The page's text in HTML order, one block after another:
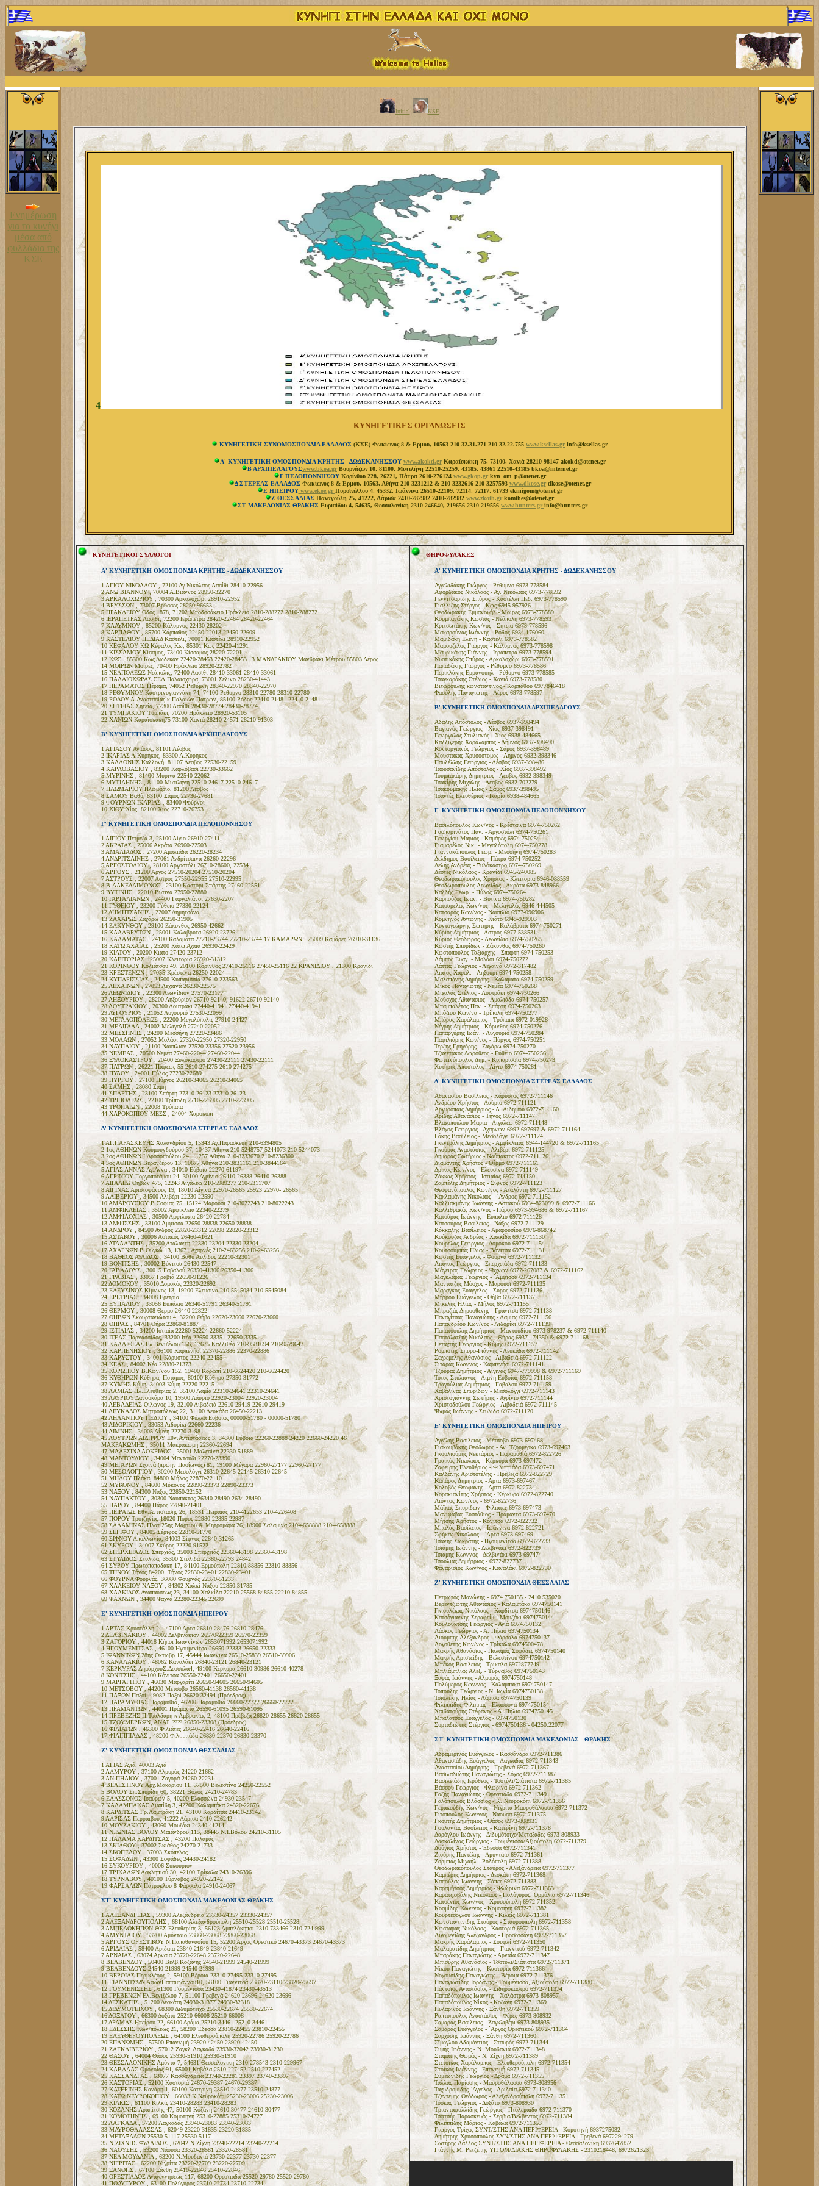
Ενημέρωση
για το κυνήγι
μέσα από
φυλλάδια της
ΚΣΕ
Initial KSE
4
ΚΥΝΗΓΕΤΙΚΕΣ ΟΡΓΑΝΩΣΕΙΣ
ΚΥΝΗΓΕΤΙΚΗ ΣΥΝΟΜΟΣΠΟΝΔΙΑ ΕΛΛΑΔΟΣ (ΚΣΕ) Φωκίωνος 8 & Ερμού, 10563 210-32.31.271 210-32.22.755 www.ksellas.gr info@ksellas.gr
A' ΚΥΝΗΓΕΤΙΚΗ ΟΜΟΣΠΟΝΔΙΑ ΚΡΗΤΗΣ - ΔΩΔΕΚΑΝΗΣΣΟΥ www.akokd.grΚαραϊσκάκη 75, 73100, Χανιά 28210-98147 akokd@otenet.gr
Β ΑΡΧΙΠΕΛΑΓΟΥΣwww.bkoa.gr Βουρνάζων 10, 81100, Μυτιλήνη 22510-25259, 43185, 43861 22510-43185 bkoa@internet.gr
Γ ΠΕΛΟΠΟΝΝΗΣΟΥΚορίνθου 228, 26221, Πάτρα 2610-276124 www.gkop.grkyn_om_p@otenet.gr
Δ ΣΤΕΡΕΑΣ ΕΛΛΑΔΟΣ Φωκίωνος 8 & Ερμού, 10563, Αθήνα 210-3231212 & 210-3232616 210-3257593 www.dkose.grdkose@otenet.gr
Ε ΗΠΕΙΡΟΥwww.ekoe.gr Πυρσινέλλου 4, 45332, Ιωάννινα 26510-22109, 72114, 72117, 61739 ekinigom@otenet.gr
Ζ ΘΕΣΣΑΛΙΑΣ Παναγούλη 25, 41222, Λάρισα 2410-282982 2410-282982 www.zkoth.gr komthes@otenet.gr
ΣΤ ΜΑΚΕΔΟΝΙΑΣ-ΘΡΑΚΗΣ Ευριπίδου 4, 54635, Θεσσαλονίκη 2310-246640, 219656 2310-219556 www.hunters.gr info@hunters.gr
ΚΥΝΗΓΕΤΙΚΟΙ ΣΥΛΛΟΓΟΙ
A' ΚΥΝΗΓΕΤΙΚΗ ΟΜΟΣΠΟΝΔΙΑ ΚΡΗΤΗΣ - ΔΩΔΕΚΑΝΗΣΣΟΥ
1 ΑΓΙΟΥ ΝΙΚΟΛΑΟΥ , 72100 Αγ.Νικόλαος Λασίθι 28410-22956
2 ΑΝΩ ΒΙΑΝΝΟΥ , 70004 Α.Βιάννος 28950-32270
3 ΑΡΚΑΛΟΧΩΡΙΟΥ , 70300 Αρκαλοχώρι 28910-22952
4 ΒΡΥΣΣΩΝ , 73007 Βρύσσες 28250-96653
5 ΗΡΑΚΛΕΙΟΥ Οδός 1878, 71202 Μποδοσάκειο Ηράκλειο 2810-288272 2810-288272
6 ΙΕΡΑΠΕΤΡΑΣ Λασίθι, 72200 Ιεράπετρα 28420-22464 28420-22464
7 ΚΑΛΥΜΝΟΥ , 85200 Κάλυμνος 22430-28202
8 ΚΑΡΠΑΘΟΥ , 85700 Κάρπαθος 22450-22013 22450-22609
9 ΚΑΣΤΕΛΙΟΥ ΠΕΔΙΑΔ Καστέλι, 70001 Καστέλι 28910-22952
10 ΚΕΦΑΛΟΥ ΚΩ Κέφαλος Κω, 85301 Κως 22420-41291
11 ΚΙΣΣΑΜΟΥ Κίσαμος, 73400 Κίσσαμος 28220-72201
12 ΚΩΣ , 85300 Κως Δωδεκαν 22420-28453 22420-28453 13 ΜΑΝΔΡΑΚΙΟΥ Μανδράκι Μέτρου 85803 Λέρος
14 ΜΟΙΡΩΝ Μοίρες, 70400 Ηράκλειο 28920-22782
15 ΝΕΑΠΟΛΕΩΣ Νεάπολις, 72400 Λασίθι 28410-33061 28410-33061
16 ΠΑΛΑΙΟΧΩΡΑΣ ΣΕΛ Παλαιοχώρα, 73001 Σέλινο 28230-41443
17 ΠΕΡΑΜΑΤΟΣ Πέραμα, 74052 Ρεθύμνη 28340-22970 28340-22970
18 ΡΕΘΥΜΝΟΥ Καστρινογιαννάκη 74, 74100 Ρέθυμνο 28310-22780 28310-22780
19 ΡΟΔΟΥ Α.Αναστασίας κ Παλαιών Πατρών, 85100 Ρόδος 22410-21481 22410-21481
20 ΣΗΤΕΙΑΣ Σητεία, 72300 Λασίθι 28430-28774 28430-28774
21 ΤΥΜΠΑΚΙΟΥ Τυμπάκι, 70200 Ηράκλειο 28920-53105
22 ΧΑΝΙΩΝ Καραϊσκάκη75-73100 Χανιά 28210-24571 28210-91303
Β' ΚΥΝΗΓΕΤΙΚΗ ΟΜΟΣΠΟΝΔΙΑ ΑΡΧΙΠΕΛΑΓΟΥΣ
1 ΑΓΙΑΣΟΥ Αγιάσος, 81101 Λέσβος
2 ΙΚΑΡΙΑΣ Α.Κύρηκος, 83300 Α.Κύρηκος
3 ΚΑΛΛΟΝΗΣ Καλλονή, 81107 Λέσβος 22530-22159
4 ΚΑΡΛΟΒΑΣΙΟΥ , 83200 Καρλόβασι 22730-33662
5 ΜΥΡΙΝΗΣ , 81400 Μύρινα 22540-22062
6 ΜΥΤΙΛΗΝΗΣ , 81100 Μυτιλήνη 22510-24617 22510-24617
7 ΠΛΩΜΑΡΙΟΥ Πλωμάριο, 81200 Λέσβος
8 ΣΑΜΟΥ Βαθύ, 83100 Σάμος 22730-27681
9 ΦΟΥΡΝΩΝ ΙΚΑΡΙΑΣ , 83400 Φούρνοι
10 ΧΙΟΥ Χίος, 82100 Χίος 22710-26753
Γ' ΚΥΝΗΓΕΤΙΚΗ ΟΜΟΣΠΟΝΔΙΑ ΠΕΛΟΠΟΝΝΗΣΟΥ
1 ΑΙΓΙΟΥ Πετμεζά 3, 25100 Αίγιο 26910-27411
2 ΑΚΡΑΤΑΣ , 25006 Ακράτα 26960-22503
3 ΑΜΑΛΙΑΔΟΣ , 27200 Αμαλιάδα 26220-28234
4 ΑΝΔΡΙΤΣΑΙΝΗΣ , 27061 Ανδρίτσαινα 26260-22296
5 ΑΡΓΟΣΤΟΛΙΟΥ , 28100 Αργοστόλι 26710-28600, 22534
6 ΑΡΓΟΥΣ , 21200 Αργος 27510-20204 27510-20204
7 ΑΣΤΡΟΥΣ , 22007 Αστρος 27550-22955 27510-22995
8 Β.ΛΑΚΕΔΑΙΜΟΝΟΣ , 23100 Καστόρι Σπάρτης 27460-22551
9 ΒΥΤΙΝΗΣ , 22010 Βυτινα 27950-22880
10 ΓΑΡΓΑΛΙΑΝΩΝ , 24400 Γαργαλιάνοι 27630-2207
11 ΓΥΘΕΙΟΥ , 23200 Γύθειο 27330-22124
12 ΔΗΜΗΤΣΑΝΗΣ , 22007 Δημητσάνα
13 ΖΑΧΑΡΩΣ Ζαχάρω 26250-31905
14 ΖΑΚΥΝΘΟΥ , 29100 Ζάκυνθος 26950-42662
15 ΚΑΛΑΒΡΥΤΩΝ , 25001 Καλάβρυτα 26920-23726
16 ΚΑΛΑΜΑΤΑΣ , 24100 Καλαμάτα 27210-23744 27210-23744 17 ΚΑΜΑΡΩΝ , 25009 Καμάρες 26910-31136
18 ΚΑΤΩ ΑΧΑΪΑΣ , 25200 Κάτω Αχαϊα 26930-22429
19 ΚΙΑΤΟΥ , 20200 Κιάτο 27420-23712
20 ΚΛΕΙΤΟΡΙΑΣ , 25007 Κλειτορία 26920-31312
21 ΚΟΡΙΝΘΟΥ Κολιάτσου 49, 20100 Κόρινθος 27410-25116 27450-25116 22 ΚΡΑΝΙΔΙΟΥ , 21300 Κρανίδι
23 ΚΡΕΣΤΕΝΩΝ , 27055 Κρέστενα 26250-22024
24 ΚΥΠΑΡΙΣΣΙΑΣ , 24500 Κυπαρισσία 27610-223563
25 ΛΕΧΑΙΝΩΝ , 27053 Λεχαινά 26230-22575
26 ΛΕΩΝΙΔΙΟΥ , 22300 Λεωνίδιον 27570-23177
27 ΛΗΞΟΥΡΙΟΥ , 28200 Ληξούριον 26710-92140, 91622 26710-92140
28 ΛΟΥΤΡΑΚΙΟΥ , 20300 Λουτράκι 27440-41941 27440-41941
29 ΛΥΓΟΥΡΙΟΥ , 21052 Λυγουριό 27530-22099
30 ΜΕΓΑΛΟΠΟΛΕΩΣ , 22200 Μεγαλόπολις 27910-24427
31 ΜΕΛΙΓΑΛΑ , 24002 Μελιγαλά 27240-22052
32 ΜΕΣΣΗΝΗΣ , 24200 Μεσσήνη 27220-23486
33 ΜΟΛΑΩΝ , 27052 Μολάοι 27320-22950 27320-22950
34 ΝΑΥΠΛΙΟΥ , 21100 Ναύπλιον 27520-23356 27520-23956
35 ΝΕΜΕΑΣ , 20500 Νεμέα 27460-22044 27460-22044
36 ΞΥΛΟΚΑΣΤΡΟΥ , 20400 Ξυλόκαστρο 27430-22111 27430-22111
37 ΠΑΤΡΩΝ , 26221 Παφέως 55 2610-274275 2610-274275
38 ΠΥΛΟΥ , 24001 Πύλος 27230-22689
39 ΠΥΡΓΟΥ , 27100 Πύργος 26210-34065 26210-34065
40 ΣΑΜΗΣ , 28080 Σάμη
41 ΣΠΑΡΤΗΣ , 23100 Σπάρτη 27310-26123 27310-26123
42 ΤΡΙΠΟΛΕΩΣ , 22100 Τρίπολη 2710-223905 2710-223905
43 ΤΡΟΠΑΙΩΝ , 22008 Τρόπαια
44 ΧΑΡΟΚΟΠΙΟΥ ΜΕΣΣ , 24004 Χαροκόπι
Δ' ΚΥΝΗΓΕΤΙΚΗ ΟΜΟΣΠΟΝΔΙΑ ΣΤΕΡΕΑΣ ΕΛΛΑΔΟΣ
1 ΑΓ.ΠΑΡΑΣΚΕΥΗΣ Χαλανδρίου 5, 15343 Αγ.Παρασκευή 210-6394805
2 1ος ΑΘΗΝΩΝ Κουμουνδούρου 37, 10437 Αθήνα 210-5248757 5244073 210-5244073
3 2ος ΑΘΗΝΩΝ Ι.Δροσοπούλου 24, 11257 Αθήνα 210-8233670 210-8236300
4 3ος ΑΘΗΝΩΝ Βερανζέρου 13, 10677 Αθήνα 210-3831161 210-3844164
5 ΑΓΙΑΣ ΑΝΝΑΣ Αγ.Αννα , 34010 Εύβοια 22270-61197
6 ΑΓΡΙΝΙΟΥ Γοργοποτάμου 24, 30100 Αγρίνιο 26410-26388 26410-26388
7 ΑΙΓΑΛΕΩ Θηβών 475, 12243 Αιγάλεω 210-5989277 210-5311707
8 ΑΙΓΙΝΑΣ Αριστοφάνους 19, 18010 Αίγινα 22970-26565 25923 22970- 26565
9 ΑΛΙΒΕΡΙΟΥ , 34500 Αλιβέρι 22230-22590
10 ΑΜΑΡΟΥΣΙΟΥ Β.Σοφίας 75, 15124 Μαρούσι 210-8022243 210-8022243
11 ΑΜΦΙΚΛΕΙΑΣ , 35002 Αμφίκλεια 22340-22279
12 ΑΜΦΙΛΟΧΙΑΣ , 30500 Αμφιλοχία 26420-22784
13 ΑΜΦΙΣΣΗΣ , 33100 Αμφισσα 22650-28838 22650-28838
14 ΑΝΔΡΟΥ , 84500 Ανδρος 22820-23312 22098 22820-23312
15 ΑΣΤΑΚΟΥ , 30006 Αστακός 26460-41621
16 ΑΤΑΛΑΝΤΗΣ , 35200 Αταλάντη 22330-23204 22330-23204
17 ΑΧΑΡΝΩΝ Β.Ουγκώ 13, 13671 Αχαρνές 210-2463256 210-2463256
18 ΒΑΘΕΟΣ ΑΥΛΙΔΟΣ , 34100 Βαθύ Αυλίδος 22210-32301
19 ΒΟΝΙΤΣΗΣ , 30002 Βόνιτσα 26430-22547
20 ΓΑΒΑΛΟΥΣ , 30015 Γαβαλού 26350-41306 26350-41306
21 ΓΡΑΒΙΑΣ , 33057 Γραβιά 22650-91226
22 ΔΟΜΟΚΟΥ , 35010 Δομοκός 22320-22692
23 ΕΛΕΥΣΙΝΟΣ Κίμωνος 13, 19200 Ελευσίνα 210-5545084 210-5545084
24 ΕΡΕΤΡΙΑΣ , 34008 Ερέτρια
25 ΕΥΠΑΛΙΟΥ , 33056 Ευπάλιο 26340-51791 26340-51791
26 ΘΕΡΜΟΥ , 30008 Θέρμο 26440-22822
27 ΘΗΒΩΝ Σκουρτανιώτου 4, 32200 Θήβα 22620-23660 22620-23660
28 ΘΗΡΑΣ , 84701 Θήρα 22860-81887
29 ΙΣΤΙΑΙΑΣ , 34200 Ιστιαία 22260-52224 22660-52224
30 ΙΤΕΑΣ Παρνασσίδος, 33200 Ιτέα 22650-33351 22650-33351
31 ΚΑΛΛΙΘΕΑΣ Ελ.Βενιζέλου 156, 17675 Καλλιθέα 210-9581694 210-9579647
32 ΚΑΡΠΕΝΗΣΙΟΥ , 36100 Καρπενήσι 22370-22886 22370-22886
33 ΚΑΡΥΣΤΟΥ , 34001 Κάρυστος 22240-22455
34 ΚΕΑΣ , 84002 Κέα 22880-21373
35 ΚΟΡΩΠΙΟΥ Β.Κων/νου 152, 19400 Κορωπί 210-6624420 210-6624420
36 ΚΥΘΗΡΩΝ Κύθηρα, Ποταμός, 80100 Κύθηρα 27350-31772
37 ΚΥΜΗΣ Κύμη, 34003 Κύμη 22220-22215
38 ΛΑΜΙΑΣ Πλ.Ελευθερίας 2, 35100 Λαμία 22310-24641 22310-24641
39 ΛΑΥΡΙΟΥ Δανουκάρα 10, 19500 Λάυριο 22920-23004 22920-23004
40 ΛΕΒΑΔΕΙΑΣ Οίλωνος 19, 32100 Λιβαδειά 22610-29419 22610-29419
41 ΛΕΥΚΑΔΟΣ Μητροπόλεως 22, 31100 Λευκάδα 26450-22213
42 ΛΗΛΑΝΤΙΟΥ ΠΕΔΙΟΥ , 34100 Φύλλα Ευβοίας 00000-51780 - 00000-51780
43 ΛΙΔΟΡΙΚΙΟΥ , 33053 Λιδορίκι 22660-22236
44 ΛΙΜΝΗΣ , 34005 Λίμνη 22270-31981
45 ΛΟΥΤΡΩΝ ΑΙΔΗΨΟΥ Εθν.Αντιστάσεως 3, 34300 Εύβοια 22260-22888 24220 22660-24220 46
ΜΑΚΡΑΚΩΜΗΣ , 35011 Μακρακώμη 22360-22694
47 ΜΑΛΕΣΙΝΑ ΛΟΚΡΙΔΟΣ , 35001 Μαλεσίνα 22330-51889
48 ΜΑΝΤΟΥΔΙΟΥ , 34004 Μαντούδι 22270-23390
49 ΜΕΓΑΡΩΝ Σχοινά (πρώην Πασίωνος) 81, 19100 Μέγαρα 22960-27177 22960-27177
50 ΜΕΣΟΛΟΓΓΙΟΥ , 30200 Μεσολόγγι 26310-22645 22145 26310-22645
51 ΜΗΛΟΥ Πλάκα, 84800 Μήλος 22870-22110
52 ΜΥΚΟΝΟΥ , 84600 Μύκονος 22890-23373 22890-23373
53 ΝΑΞΟΥ , 84300 Νάξος 22850-22152
54 ΝΑΥΠΑΚΤΟΥ , 30300 Ναύπακτος 26340-28490 2634-28490
55 ΠΑΡΟΥ , 84400 Πάρος 22840-21401
56 ΠΕΙΡΑΙΩΣ Εθν.Αντιστασης 26, 18531 Πειραιάς 210-4122653 210-4226408
57 ΠΟΡΟΥ Τροιζηνία, 18020 Πόρος 22980-22895 22987
58 ΣΑΛΑΜΙΝΑΣ Πλατ 25ης Μαρτίου & Μητρομάρα 26, 18900 Σαλαμίνα 210-4658888 210-4658888
59 ΣΕΡΙΦΟΥ , 84005 Σέριφος 22810-51770
60 ΣΙΦΝΟΥ Απολλωνία, 84003 Σίφνος 22840-31265
61 ΣΚΥΡΟΥ , 34007 Σκύρος 22220-91522
62 ΣΠΕΡΧΕΙΑΔΟΣ Σπερχιάς, 35003 Σπερχειάς 22360-43198 22360-43198
63 ΣΤΥΛΙΔΟΣ Στυλίδα, 35300 Στυλίδα 22380-22793 24842
64 ΣΥΡΟΥ Πρωτοπαπαδάκη 17, 84100 Ερμούπολη 22810-88856 22810-88856
65 ΤΗΝΟΥ Τήνος 84200, Τήνος 22830-23401 22830-23401
66 ΦΟΥΡΝΑ Φουρνάς, 36080 Φουρνάς 22370-51233
67 ΧΑΛΚΕΙΟΥ ΝΑΞΟΥ , 84302 Χαλκί Νάξου 22850-31785
68 ΧΑΛΚΙΔΟΣ Αναπαύσεως 23, 34100 Χαλκίδα 22210-25568 84855 22210-84855
69 ΨΑΧΝΩΝ , 34400 Ψαχνά 22280-22345 22699
E' ΚΥΝΗΓΕΤΙΚΗ ΟΜΟΣΠΟΝΔΙΑ ΗΠΕΙΡΟΥ
1 ΑΡΤΑΣ Κρυστάλλη 24, 47100 Αρτα 26810-28476 26810-28476
2 ΔΕΛΒΙΝΑΚΙΟΥ , 44002 Δελβινάκιον 26570-22359 26570-22359
3 ΖΑΓΟΡΙΟΥ , 44018 Κήποι Ιωαννίνων 2653071992 2653071992
4 ΗΓΟΥΜΕΝΙΤΣΑΣ , 46100 Ηγουμενίτσα 26650-22333 26650-22333
5 ΙΩΑΝΝΙΝΩΝ 28ης Οκτωβρ.17, 45444 Ιωάννινα 26510-25839 26510-39906
6 ΚΑΝΑΛΑΚΙΟΥ , 48062 Καναλάκι 26840-23121 26840-23121
7 ΚΕΡΚΥΡΑΣ ΔημάρχουΣ.Δεσσύλα4, 49100 Κέρκυρα 26610-30986 26610-40278
8 ΚΟΝΙΤΣΗΣ , 44100 Κόνιτσα 26550-22401 26650-22401
9 ΜΑΡΓΑΡΙΤΙΟΥ , 46030 Μαργαρίτι 26650-94605 26650-94605
10 ΜΕΤΣΟΒΟΥ , 44200 Μέτσοβο 26560-41138 26560-41138
11 ΠΑΞΩΝ Παξοί, 49082 Παξοί 26620-32494 (Πρόεδρος)
12 ΠΑΡΑΜΥΘΙΑΣ Παραμυθιά, 46200 Παραμυθιά 26660-22722 26660-22722
13 ΠΡΑΜΑΝΤΩΝ , 44001 Πράμαντα 26590-61095 26590-61095
14 ΠΡΕΒΕΖΗΣ Π.Τσαλδάρη κ Αμβρακίας 2, 48100 Πρέβεζα 26820-28655 26820-28655
15 ΤΖΟΥΜΕΡΚΩΝ, ΑΝΑΤ. ???? 26850-23308 (Πρόεδρος)
16 ΦΙΛΙΑΤΩΝ , 46300 Φιλιάτες 26640-22416 26640-22416
17 ΦΙΛΙΠΠΙΑΔΑΣ , 48200 Φιλιππιάδα 26830-22370 26830-23370
Ζ' ΚΥΝΗΓΕΤΙΚΗ ΟΜΟΣΠΟΝΔΙΑ ΘΕΣΣΑΛΙΑΣ
1 ΑΓΙΑΣ Αγιά, 40003 Αγιά
2 ΑΛΜΥΡΟΥ , 37100 Αλμυρός 24220-21662
3 ΑΝ.ΠΗΛΙΟΥ , 37001 Ζαγορά 24260-22231
4 ΒΕΛΕΣΤΙΝΟΥ Αρχ.Μακαρίου 11, 37500 Βελεστίνο 24250-22552
5 ΒΟΛΟΥ Σπ.Σπυρίδη 60, 38221 Βόλος 24210-24783
6 ΕΛΑΣΣΟΝΟΣ Ισαύρων 5, 40200 Ελασσώνα 24930-23547
7 ΚΑΛΑΜΠΑΚΑΣ Λιαπίδη 3, 42200 Καλαμπάκα 24320-22676
8 ΚΑΡΔΙΤΣΑΣ Γρ.Λαμπράκη 21, 43100 Καρδίτσα 24410-23142
9 ΛΑΡΙΣΑΣ Περραιβού, 41222 Λάρισα 2410-226242
10 ΜΟΥΖΑΚΙΟΥ , 43060 Μουζάκι 24340-41214
11 Ν.ΙΩΝΙΑΣ ΒΟΛΟΥ Μαιάνδρου 115, 38445 Ν.Ι.Βόλου 24210-31105
12 ΠΑΛΑΜΑ ΚΑΡΔΙΤΣΑΣ , 43200 Παλαμάς
13 ΣΚΙΑΘΟΥ , 37002 Σκιάθος 24270-21733
14 ΣΚΟΠΕΛΟΥ , 37003 Σκόπελος
15 ΣΟΦΑΔΩΝ , 43300 Σοφάδες 24430-24182
16 ΣΥΚΟΥΡΙΟΥ , 40006 Συκούριον
17 ΤΡΙΚΑΛΩΝ Ασκληπιού 30, 42100 Τρίκαλα 24310-26396
18 ΤΥΡΝΑΒΟΥ , 40100 Τύρναβος 24920-22142
19 ΦΑΡΣΑΛΩΝ Πατρόκλου 8 Φάρσαλα 24910-24067
ΣΤ΄ ΚΥΝΗΓΕΤΙΚΗ ΟΜΟΣΠΟΝΔΙΑ ΜΑΚΕΔΟΝΙΑΣ-ΘΡΑΚΗΣ
1 ΑΛΕΞΑΝΔΡΕΙΑΣ , 59300 Αλεξάνδρεια 23330-24357 23330-24357
2 ΑΛΕΞΑΝΔΡΟΥΠΟΛΗΣ , 68100 Αλεξανδρούπολη 25510-25528 25510-25528
3 ΑΜΠΕΛΟΚΗΠΩΝ ΘΕΣ Ελευθερίας 3, 56123 Αμπελόκηποι 2310-733466 2310-724.999
4 ΑΜΥΝΤΑΙΟΥ , 53200 Αμύνταιο 23860-23068 23860-23068
5 ΑΡΓΟΥΣ ΟΡΕΣΤΙΚΟΥ Ν.Παπαθανασίου 15, 52200 Αργος Ορεστικό 24670-43373 24670-43373
6 ΑΡΙΔΑΙΑΣ , 58400 Αριδαία 23840-21649 23840-21649
7 ΑΡΝΑΙΑΣ , 63074 Αρναία 23720-22648 23720-22648
8 ΒΕΛΒΕΝΔΟΥ , 50400 Βελβ.Κοζάνης 24540-21999 24540-21999
9 ΒΕΛΒΕΝΔΟΥΣ 24540-21999 24540-21999
10 ΒΕΡΟΙΑΣ Περικλέους 2, 59100 Βέροια 23310-27495 23310-27495
11 ΓΙΑΝΝΙΤΣΩΝ ΑφώνΠαπαϊωάννου10, 58100 Γιαννιτσά 23820-23110 23820-25697
12 ΓΟΥΜΕΝΙΣΣΗΣ , 61300 Γουμένισσα 23430-41874 23430-43513
13 ΓΡΕΒΕΝΩΝ Ελ.Βενιζέλου 7, 51100 Γρεβενά 24620-23696 24620-23696
14 ΔΕΣΚΑΤΗΣ , 51200 Δεσκάτη 24930-31377 24930-32318
15 ΔΙΔΥΜΟΤΕΙΧΟΥ , 68300 Διδυμότειχο 25530-22674 25530-22674
16 ΔΟΞΑΤΟΥ , 66300 Δοξάτο 25210-66008 25210-66008
17 ΔΡΑΜΑΣ Ηπείρου 22, 66100 Δράμα 25210-34461 25210-34461
18 ΕΔΕΣΣΗΣ Κων/πόλεως 21, 58200 Έδεσσα 23810-22455 23810-22455
19 ΕΛΕΥΘΕΡΟΥΠΟΛΕΩΣ , 64100 Ελευθερούπολη 25920-22786 25920-22786
20 ΕΠΑΝΩΜΗΣ , 57500 Επανωμή 23920-42450 23920-42450
21 ΖΑΓΚΛΙΒΕΡΙΟΥ , 57012 Ζαγκλ.Λαγκαδά 23930-32042 23930-31230
22 ΘΑΣΟΥ , 64004 Θάσος 25930-51910 25930-51910
23 ΘΕΣΣΑΛΟΝΙΚΗΣ Αμύντα 7, 54631 Θεσσαλονίκη 2310-278543 2310-229967
24 ΚΑΒΑΛΑΣ Ομονοίας 91, 65001 Καβάλα 2510-227452 2510-227452
25 ΚΑΣΣΑΝΔΡΑΣ , 63077 Κασσάνδρεια 23740-22281 23397 23740-23397
26 ΚΑΣΤΟΡΙΑΣ , 52100 Καστοριά 24670-29387 24670-29387
27 ΚΑΤΕΡΙΝΗΣ Κανάρη 1, 60100 Κατερίνη 23510-24877 23510-24877
28 ΚΑΤΩ ΝΕΥΡΟΚΟΠΙΟΥ , 66033 Κ.Νευροκόπι 25230-23006 25230-23006
29 ΚΙΛΚΙΣ , 61100 Κιλκίς 23410-28283 23410-28283
30 ΚΟΖΑΝΗΣ Αραπίτσης 47, 50100 Κοζάνη 24610-30477 24610-30477
31 ΚΟΜΟΤΗΝΗΣ , 69100 Κομοτηνή 25310-22885 25310-24727
32 ΛΑΓΚΑΔΑ , 57200 Λαγκαδάς 23940-23083 23940-23083
33 ΜΑΥΡΟΘΑΛΑΣΣΑΣ , 62049 23220-31835 23220-31835
34 ΜΕΤΑΞΑΔΩΝ 25530-51117 25530-5117
35 Ν.ΖΙΧΝΗΣ ΦΥΛΛΙΔΟΣ , 62042 Ν.Ζίχνη 23240-22214 23240-22214
36 ΝΑΟΥΣΗΣ , 59200 Νάουσα 23320-28581 23320-28581
37 ΝΕΑ ΜΟΥΔΑΝΙΑ , 63200 Ν.Μουδανιά 23730-22377 23730-22377
38 ΝΙΓΡΙΤΑΣ , 62200 Νιγρίτα 23220-22709 23220-22709
39 ΞΑΝΘΗΣ , 67100 Ξάνθη 25410-22846 25410-22846
40 ΟΡΕΣΤΙΑΔΟΣ Αναγεννήσεως 117, 68200 Ορεστιάδα 25520-29780 25520-29780
41 ΠΟΛΥΓΥΡΟΥ , 63100 Πολύγυρος 23710-22734 23710-22734
ΘΗΡΟΦΥΛΑΚΕΣ
A' ΚΥΝΗΓΕΤΙΚΗ ΟΜΟΣΠΟΝΔΙΑ ΚΡΗΤΗΣ - ΔΩΔΕΚΑΝΗΣΣΟΥ
Αγγελιδάκης Γιώργος - Ρέθυμνο 6973-778584
Αφορδάκος Νικόλαος - Αγ. Νικόλαος 6973-778592
Γεννιτσαρίδης Σπύρος - Καστέλλι Πεδ. 6973-778590
Γιαλλιζης Στέργος - Κως 6945-957926
Θεοδωράκης Εμμανουήλ - Μοίρες 6973-778589
Κουμπανάκης Κώστας - Νεάπολη 6973-778593
Κριτσωτάκης Κων/νος - Σητεία 6973-778596
Μακαρούνας Ιωάννης - Ρόδος 6934-176060
Μαμιδάκη Ελένη - Καστέλι 6973-778582
Μαμουζέλος Γιώργος - Κάλυμνος 6973-778598
Μαυρικάκης Γιάννης - Ιεράπετρα 6973-778594
Νυστικάκης Σπύρος - Αρκαλοχώρι 6973-778591
Παπαδάκης Γιώργος - Ρέθυμνο 6973-778586
Περικλάκης Εμμανουήλ - Ρέθυμνο 6973-778585
Τσαγκαράκης Στέλιος - Χανιά 6973-778580
Βιτωρουλης κωνσταντινος - Καρπάθου 6977846418
Φασόλης Παναγιώτης - Λέρος 6973-778597
Β' ΚΥΝΗΓΕΤΙΚΗ ΟΜΟΣΠΟΝΔΙΑ ΑΡΧΙΠΕΛΑΓΟΥΣ
Αδαλης Απόστολος - Λέσβος 6937-398494
Βαγιανός Γεώργιος - Χίος 6937-398491
Γεωργαλάς Στυλιανός - Χίος 6938-484665
Καλλιγερής Χαράλαμπος - Λήμνος 6937-398490
Κοντοργιανός Γεώργιος - Σάμος 6937-398489
Μουστάκας Χρυσόστομος - Λήμνος 6932-398346
Παυλέλλης Γεώργιος - Λέσβος 6937-398486
Ταουσανίδης Απόστολος - Χίος 6937-398492
Τουμπακάρης Δημήτριος - Λέσβος 6932-398349
Τσακίρης Μιχάλης - Λέσβος 6932-702279
Τσακουμάκης Ηλίας - Σάμος 6937-398495
Τσαντές Ελευθέριος - Ικαρία 6938-484665
Γ' ΚΥΝΗΓΕΤΙΚΗ ΟΜΟΣΠΟΝΔΙΑ ΠΕΛΟΠΟΝΝΗΣΟΥ
Βασιλόπουλος Κων/νος - Κρέσταινα 6974-750262
Γασπαρινάτος Παν. - Αργοστόλι 6974-750261
Γεωργίου Μάριος - Καμάρες 6974-750254
Γιαμαρέλος Νικ. - Μεγαλόπολη 6974-750278
Γιαννακόπουλος Γεωρ. - Μεσσήνη 6974-750283
Δελδημος Βασίλειος - Πάτρα 6974-750252
Δελής Ανδρέας - Ξυλόκαστρο 6974-750269
Δέστες Νικόλαος - Κρανίδι 6945-240085
Θεοδωρακόπουλος Χρήστος - Κλειτορία 6946-088559
Θεοδωρόπουλος Λεωνίδας - Ακράτα 6973-848966
Καλδής Γεωρ. - Πύλος 6974-750264
Καρπούζος Ιωαν. - Βυτίνα 6974-750282
Κατσαρέλας Κων/νος - Μελιγαλάς 6946-444505
Κατσαρός Κων/νος - Ναύπλιο 6977-096906
Κομνηνός Αντώνης - Κιάτο 6945-929903
Κοντογεώργης Σωτήρης - Καλάβρυτα 6974-750271
Κύριος Δημήτριος - Αστρος 6977-538531
Κύριος Θεόδωρος - Λεωνίδιο 6974-750265
Κωστής Σπυρίδων - Ζάκυνθος 6974-750260
Κωστόπουλος Ταξιάρχης - Σπάρτη 6974-750253
Λάμπος Ευαγ. - Μολάοι 6974-750272
Λάττας Γεώργιος - Λεχαινά 6972-317482
Λιάτος Χαραλ. - Ληξούρι 6974-750258
Μαλαπάνης Δημήτρης - Καλαμάτα 6974-750259
Μίκος Παναγιώτης - Νεμέα 6974-750268
Μιχαλάς Στέλιος - Λουτράκι 6974-750266
Μούσχος Αθανάσιος - Αμαλιάδα 6974-750257
Μπαμπαλέτος Παν. - Σπάρτη 6974-750263
Μπόζιου Κων/να - Τρίπολη 6974-750277
Μπόρας Χαράλαμπος - Τρόπαια 6972-019928
Νέγρης Δημήτριος - Κόρινθος 6974-750276
Παπαργύρης Ιωάν. - Λυγουριό 6974-750284
Παφιλιάρης Κων/νος - Πύργος 6974-750251
Τερζής Γρηγόρης - Ζαχάρω 6974-750270
Τζανετάκος Δωρόθεος - Γύθειο 6974-750256
Φωτεινόπουλος Δημ. - Κυπαρισσία 6974-750273
Χυτήρης Απόστολος - Αίγιο 6974-750281
Δ' ΚΥΝΗΓΕΤΙΚΗ ΟΜΟΣΠΟΝΔΙΑ ΣΤΕΡΕΑΣ ΕΛΛΑΔΟΣ
Αθανασίου Βασίλειος - Κάρυστος 6972-711146
Ανδρέου Χρήστος - Λαύριο 6972-711121
Αργυρόπαις Δημήτριος - Λ. Αιδηψού 6972-711160
Αρίδης Αθανάσιος - Τήνος 6972-711147
Βλαχοπούλου Μαρία - Αιγάλεω 6972-711148
Βλάχος Γεώργιος - Αχαρνών 6992-697697 & 6972-711164
Γάκης Βασίλειος - Μεσολόγγι 6972-711124
Γκενεράλης Δημήτριος - Αμφίκλειας 6944-144720 & 6972-711165
Γκούμας Αναστάσιος - Αλιβέρι 6972-711125
Δημαράς Σωτήριος - Ναύπακτος 6972-711126
Διαμαντής Χρήστος - Θέρμο 6972-711161
Δρίκος Κων/νος - Ελευσίνα 6972-711149
Ζάκκας Χρήστος - Ιστιαίας 6972-711150
Ζαμπέλης Δημήτριος - Σίφνος 6972-711123
Θεοφανόπουλος Κων/νος - Αταλάντη 6972-711127
Κακλαμάνης Νικόλαος - `Ανδρος 6972-711152
Καλλιακμάνης Ιωάννης - Αστακού 6934-823099 & 6972-711166
Καλλιθρακάς Κων/νος - Πάρου 6973-994686 & 6972-711167
Κατσάρας Ιωάννης - Ευπάλιο 6972-711128
Κατσούρος Βασίλειος - Νάξος 6972-711129
Κόκκαλης Βασίλειος - Αμαρουσίου 6976-868742
Κούκουζας Ανδρέας - Χαλκίδα 6972-711130
Κουρελας Γεώργιος - Δομοκού 6972-711154
Κουτσούμπας Ηλίας - Βόνιτσα 6972-711131
Κωστής Ευάγγελος - Φουρνά 6972-711132
Λιάγκας Γεώργιος - Σπερχειάδα 6972-711133
Μάγειρας Γεώργιος - Ψαχνών 6977-267087 & 6972-711162
Μαγκλάρας Γεώργιος - `Αμφισσα 6972-711134
Μαντατζής Μόσχος - Μαρούσι 6972-711135
Μαραγκός Ευάγγελος - Σύρος 6972-711136
Μήτρου Ευάγγελος - Θήβα 6972-711137
Μικελης Ηλίας - Μήλος 6972-711155
Μπραζιάς Δημοσθένης - Γρανιτσα 6972-711138
Παναγίτσας Παναγιώτης - Λαμίας 6972-711156
Παπανδρέου Κων/νος - Λιδορίκι 6972-711139
Παπατσουλής Δημήτριος - Μαντουδίου 6973-978237 & 6972-711140
Πασταλατζής Νικόλαος - Θήρας 6937-174350 & 6972-711168
Πεταχτής Γεώργιος - Κύμης 6972-711157
Ρομποτης Σπυρο-Γιάννης - Λευκάδα 6972-711142
Σεχρεμέλης Αθανάσιος - Λιβαδειά 6972-711122
Σιταράς Κων/νος - Καρπενήσι 6972-711141
Τζούρας Δημήτριος - Αίγινας 6947-779998 & 6972-711169
Τοτος Στυλιανός - Λίμνη Ευβοίας 6972-711158
Τραγούλιας Δημήτριος - Γαβαλού 6972-711159
Χαβαλίνας Σπυρίδων - Μεσολόγγι 6972-711143
Χριστογιάννης Σωτήρης - Αγρίνιο 6972-711144
Χριστοδούλου Γεώργιος - Λιβαδειά 6972-711145
Ψωμάς Ιωάννης - Στυλίδα 6972-711120
Ε' ΚΥΝΗΓΕΤΙΚΗ ΟΜΟΣΠΟΝΔΙΑ ΗΠΕΙΡΟΥ
Αγγέλης Βασίλειος - Μέτσοβο 6973-697468
Γιακουβάκης Θεόδωρος - Αν. Τζουμέρκα 6973-697463
Γκουλιούμης Νεκτάριος - Παραμυθιά 6972-822726
Γραικός Νικόλαος - Κέρκυρα 6973-697472
Ζαφείρης Ελευθέριος - Φιλιππιάδα 6973-697471
Καλδάνης Αριστοτέλης - Πρέβεζα 6972-822729
Καπάρος Δημήτριος - Αρτα 6973-697467
Κολοβός Θεοφάνης - Αρτα 6972-822734
Κορακιανίτης Χρήστος - Κέρκυρα 6972-822740
Λιόντος Κων/νος - 6972-822736
Μάϊκας Σπυρίδων - Φιλιάτες 6973-697473
Μανιφάβας Ευστάθιος - Πράμαντα 6973-697470
Μήτσης Χρήστος - Κόνιτσα 6972-822732
Μπαλάς Βασίλειος - Ιωάννινα 6972-822721
Σφήκας Νικόλαος - `Αρτα 6973-697469
Τσάνης Σωκράτης - Ηγουμενίτσα 6972-822733
Τσιάμης Ιωάννης - Δελβινάκι 6972-822739
Τσιάμης Κων/νος - Δελβινάκι 6973-697474
Τσούλιας Δημήτριος - 6972-822737
Φαναρίσιος Κων/νος - Καναλάκι 6972-822730
Ζ' ΚΥΝΗΓΕΤΙΚΗ ΟΜΟΣΠΟΝΔΙΑ ΘΕΣΣΑΛΙΑΣ
Πετρωτός Μανώνης - 6974.750135 - 2410.535020
Βερεντζιώτης Αθανάσιος - Καλαμπάκα 6974750141
Γκιουλέκας Νικόλαος - Καρδίτσα 6974750146
Κατσόγιαννης Σεραφείμ - Μουζάκι 6974750144
Κουλουκτσής Γεώργιος - Αγιά 6974750132
Λάσκος Γεώργιος - Α. Πήλιο 6974750134
Λιούμπης Αλέξανδρος - Φάρσαλα 6974750137
Λογοθέτης Κων/νος - Τρίκαλα 6974500478
Μακρής Αθανάσιος - Παλαμάς Σοφάδες 6974750140
Μακρής Αριστείδης - Βελεστίνου 6974750142
Μπέκος Βασίλειος - Τρίκαλα 6972877749
Μπλιάμπλιας Αλεξ. - Τύρναβος 6974750143
Ξαφάς Ιωάννης - Αλμυρός 6974750148
Πολύμερος Κων/νος - Καλαμπάκα 6974750147
Τοπούλης Γεώργιος - Ν. Ιωνία 6974750138
Τσιολέκης Ηλίας - Λάρισα 6974750139
Φιλιππίδης Φίλιππας - Ελασσόνα 6974750154
Χαιδατούρης Στέφανος - Α. Πήλιο 6974750145
Μπαλατσός Ευάγγελος - 6974750130
Συρταδιώτης Στέργιος - 6974750136 - 04250.22077
ΣΤ' ΚΥΝΗΓΕΤΙΚΗ ΟΜΟΣΠΟΝΔΙΑ ΜΑΚΕΔΟΝΙΑΣ - ΘΡΑΚΗΣ
Αδραμερινός Ευάγγελος - Κασσάνδρα 6972-711386
Αθανασιάδης Ευάγγελος - Λαγκαδάς 6972-711343
Αναστασίου Δημήτρης - Γρεβενά 6972-711367
Βασιλαδιώτης Παναγιώτης - Σόχος 6972-711387
Βασιλειάδης Ιερόθεος - Τσοτύλι/Σιάτιστα 6972-711385
Βάσσου Γεώργιος - Φλώρινα 6972-711362
Γαζής Παναγιώτης - Ορεστιάδα 6972-711349
Γαλόπουλος Βλάσσιος - Κ. Νευροκόπι 6972-711356
Γερακούδης Κων/νος - Νιγρίτα-Μαυροθάλασσα 6972-711372
Γιτόπουλος Κων/νος - Νάουσα 6972-711375
Γκουτής Δημήτριος - Θάσος 6973-808931
Γουλαντας Βασίλειος - Κατερίνη 6972-711378
Δαρόγλου Ιωάννης - Διδυμότοιχο/Μεταξάδες 6973-808933
Δασκαλίνας Γεώργιος - Γουμένισσα/Αξιούπολη 6972-711379
Δούγιος Χρήστος - Έδεσσα 6972-711341
Ζιούρης Παντέλης - Αμύνταιο 6972-711361
Ζορμπάς Μιχαήλ - Ροδόπολη 6972-711388
Θεοδωρακόπουλος Σταύρος - Αλεξάνδρεια 6972-711377
Καμπέρης Δημήτριος - Δεσκάτη 6972-711368
Καπούλας Ιωάννης - Σάπες 6972-711383
Καραμήτσος Δημήτριος - Φλώρινα 6972-711363
Καρατζιοβάλης Νικόλαος - Πολύγυρος, Ορμύλια 6972-711346
Κατσένιος Κων/νος - Χρυσούπολη 6972-711352
Κοσμίδης Κων/νος - Κομοτήνη 6972-711382
Κουρτέσογλου Ιωάννης - Κιλκίς 6972-711381
Κωνσταντινίδης Σταύρος - Σταυρούπολη 6972-711358
Κωσταράς Νικόλαος - Καστοριά 6972-711365
Λιγομενίδης Αλέξανδρος - Προσοτσάνη 6972-711357
Μακρής Χαράλαμπος - Σουφλί 6972-711350
Μαλαματίδης Δημήτριος - Γιαννιτσά 6972-711342
Μπαράκης Παναγιώτης - Αρναία 6972-711347
Μπισύρης Αθανάσιος - Τσοτύλι/Σιάτιστα 6972-711371
Νίκου Παναγιώτης - Καστοριά 6972-711366
Νοχουσίδης Παναγιώτης - Βέροια 6972-711376
Παναγιωτίδης Ιορδάνης - Γουμένισσα, Αξιούπολη 6972-711380
Πάντσιος Αναστάσιος - Σιδηρόκαστρο 6972-711374
Παπαδόπουλος Ιωάννης - Χαλάστρα 6973-808957
Παπαδόπουλος Νίκος - Κοζάνη 6972-711369
Πυλαρινός Ιωάννης - Ξάνθη 6972-711359
Ραπτόπουλος Αναστάσιος - Φέρες 6973-808932
Σαμαράς Βασίλειος - Ζαγκλιβέρι 6973-808935
Σαμαράς Ευάγγελος - `Αργος Ορεστικού 6972-711364
Σαρχόσης Ιωάννης - Ξάνθη 6972-711360
Σϊμογλου Αδαμάντιος - Σταυρός 6972-711344
Σιψής Ιωάννης - Ν. Μουδανιά 6972-711348
Σταμάτης Θωμάς - Ν. Ζίχνη 6972-711389
Στέτσικας Χαράλαμπος - Ελευθερούπολη 6972-711354
Στόϊκος Ιωάννης - Επανωμή 6972-711345
Συμεωνίδης Γεώργιος - Δράμα 6972-711355
Τάλλας Παρίσσης - Μαυροθάλασσα 6973-808956
Ταχυδρομίδης `Αγγελος - Αριδαία 6972-711340
Τζεντέμης Θεόδωρος - Αλεξανδρούπολη 6972-711351
Τόσκας Γεώργιος - Δοξάτο 6973-808930
Τριανταφυλλίδης Γεώργιος - Πτολεμαϊδα 6972-711370
Τσφτσής Παρασκευάς - Σέρβια/Βελβεντός 6972-711384
Φιλιππίδης Μάριος - Καβάλα 6972-711353
Γιώργος Τρίχας ΣΥΝΤ/ΣΤΗΣ ΑΝΑ ΠΕΡΙΦΕΡΕΙΑ - Κομοτηνή 6937275032
Δημήτρης Χρυσόπουλος ΣΥΝ/ΣΤΗΣ ΑΝΑ ΠΕΡΙΦΕΡΕΙΑ - Γρεβενά 6972294279
Σωτήρης Λάλλος ΣΥΝΤ/ΣΤΗΣ ΑΝΑ ΠΕΡΙΦΕΡΕΙΑ - Θεσσαλονίκη 6932647852
Γιάννης Μ. Ρετζέπης ΥΠ ΟΜ/ΔΙΑΚΗΣ ΘΗΡΟΦΥΛΑΚΗΣ - 2310218448, 6972621323